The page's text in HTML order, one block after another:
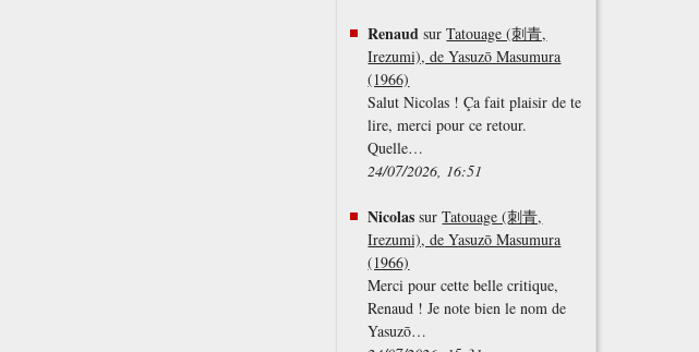
Renaud surTatouage (刺青,
Irezumi), de Yasuzō Masumura
(1966)
Salut Nicolas ! Ça fait plaisir de te
lire, merci pour ce retour.
Quelle…
24/07/2026, 16:51
Nicolas surTatouage (刺青,
Irezumi), de Yasuzō Masumura
(1966)
Merci pour cette belle critique,
Renaud ! Je note bien le nom de
Yasuzō…